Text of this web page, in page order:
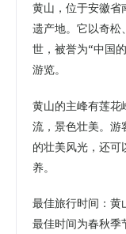
黄山，位于安徽省
遗产地。它以奇松
世，被誉为“中国
游览。
黄山的主峰有莲花
流，景色壮美。游
的壮美风光，还可
养。
最佳旅行时间：黄
最佳时间为春秋季